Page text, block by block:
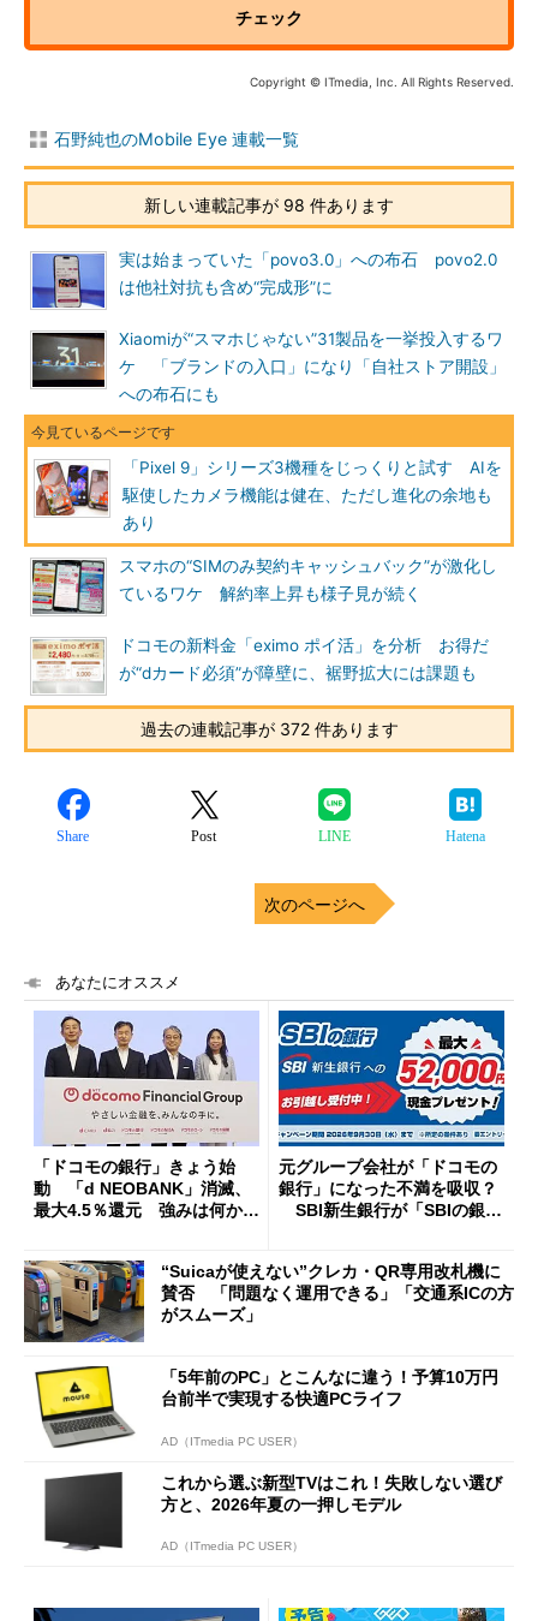
チェック
Copyright © ITmedia, Inc. All Rights Reserved.
石野純也のMobile Eye 連載一覧
新しい連載記事が 98 件あります
実は始まっていた「povo3.0」への布石 povo2.0
は他社対抗も含め“完成形”に
Xiaomiが“スマホじゃない”31製品を一挙投入するワ
ケ 「ブランドの入口」になり「自社ストア開設」
への布石にも
「Pixel 9」シリーズ3機種をじっくりと試す AIを
駆使したカメラ機能は健在、ただし進化の余地も
あり
スマホの“SIMのみ契約キャッシュバック”が激化し
ているワケ 解約率上昇も様子見が続く
ドコモの新料金「eximo ポイ活」を分析 お得だ
が“dカード必須”が障壁に、裾野拡大には課題も
過去の連載記事が 372 件あります
Share Post LINE Hatena
次のページへ
あなたにオススメ
「ドコモの銀行」きょう始
動 「d NEOBANK」消滅、
最大4.5％還元 強みは何か解
元グループ会社が「ドコモの
銀行」になった不満を吸収？
SBI新生銀行が「SBIの銀
開催
“Suicaが使えない”クレカ・QR専用改札機に
賛否 「問題なく運用できる」「交通系ICの方
がスムーズ」
「5年前のPC」とこんなに違う！予算10万円
台前半で実現する快適PCライフ
AD（ITmedia PC USER）
これから選ぶ新型TVはこれ！失敗しない選び
方と、2026年夏の一押しモデル
AD（ITmedia PC USER）